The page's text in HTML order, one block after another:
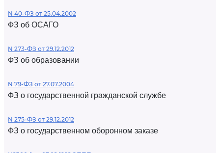
N 40-ФЗ от 25.04.2002
ФЗ об ОСАГО
N 273-ФЗ от 29.12.2012
ФЗ об образовании
N 79-ФЗ от 27.07.2004
ФЗ о государственной гражданской службе
N 275-ФЗ от 29.12.2012
ФЗ о государственном оборонном заказе